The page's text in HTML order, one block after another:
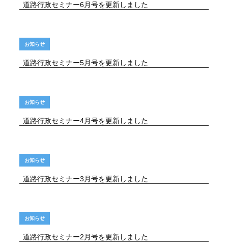
道路行政セミナー6月号を更新しました
お知らせ
道路行政セミナー5月号を更新しました
お知らせ
道路行政セミナー4月号を更新しました
お知らせ
道路行政セミナー3月号を更新しました
お知らせ
道路行政セミナー2月号を更新しました